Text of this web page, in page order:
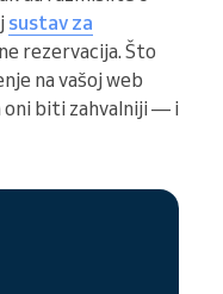
sustav za
rezervacija. Što
na vašoj web
oni biti zahvalniji — i